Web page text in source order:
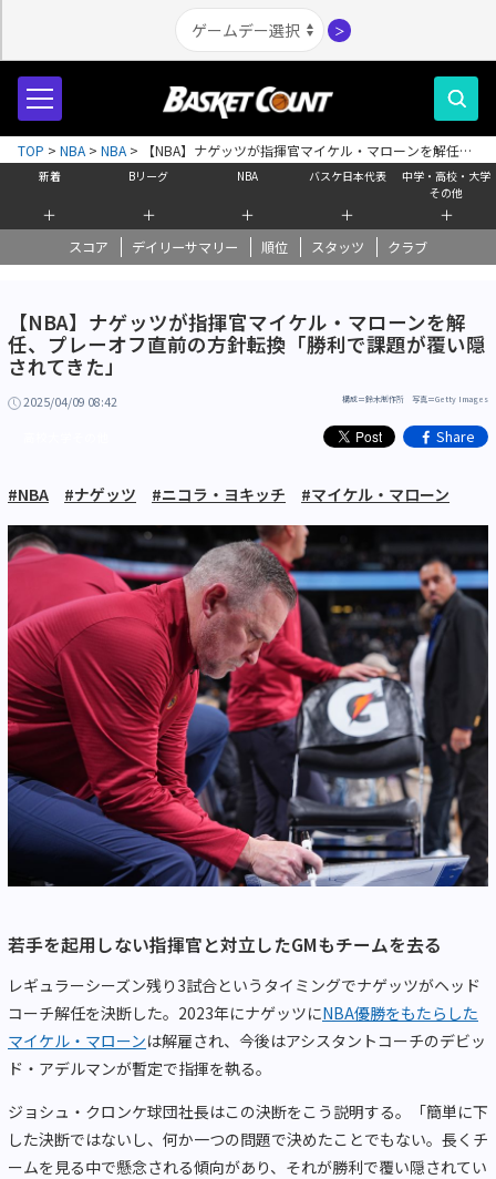
＞
新着
＋
Bリーグ
＋
NBA
＋
バスケ日本代表
＋
中学・高校・大学
その他
＋
スコア デイリーサマリー 順位 スタッツ クラブ
TOP > NBA > NBA >
【NBA】ナゲッツが指揮官マイケル・マローンを解任、
プレーオフ直前の方針転換「勝利で課題が覆い隠されてきた」
【NBA】ナゲッツが指揮官マイケル・マローンを解
任、プレーオフ直前の方針転換「勝利で課題が覆い隠
されてきた」
2025/04/09 08:42 構成＝鈴木制作所 写真＝Getty Images
Share
#NBA #ナゲッツ #ニコラ・ヨキッチ #マイケル・マローン
若手を起用しない指揮官と対立したGMもチームを去る
レギュラーシーズン残り3試合というタイミングでナゲッツがヘッド
コーチ解任を決断した。2023年にナゲッツにNBA優勝をもたらした
マイケル・マローンは解雇され、今後はアシスタントコーチのデビッ
ド・アデルマンが暫定で指揮を執る。
ジョシュ・クロンケ球団社長はこの決断をこう説明する。「簡単に下
した決断ではないし、何か一つの問題で決めたことでもない。長くチ
ームを見る中で懸念される傾向があり、それが勝利で覆い隠されてい